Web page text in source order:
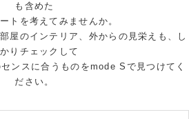
も含めた
トを考えてみませんか。
屋のインテリア、外からの見栄えも、し
りチェックして
ンスに合うものをmode Sで見つけてく
ださい。